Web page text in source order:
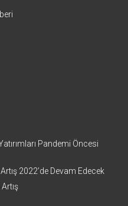
Pandemi Öncesi
2022’de Devam Edecek